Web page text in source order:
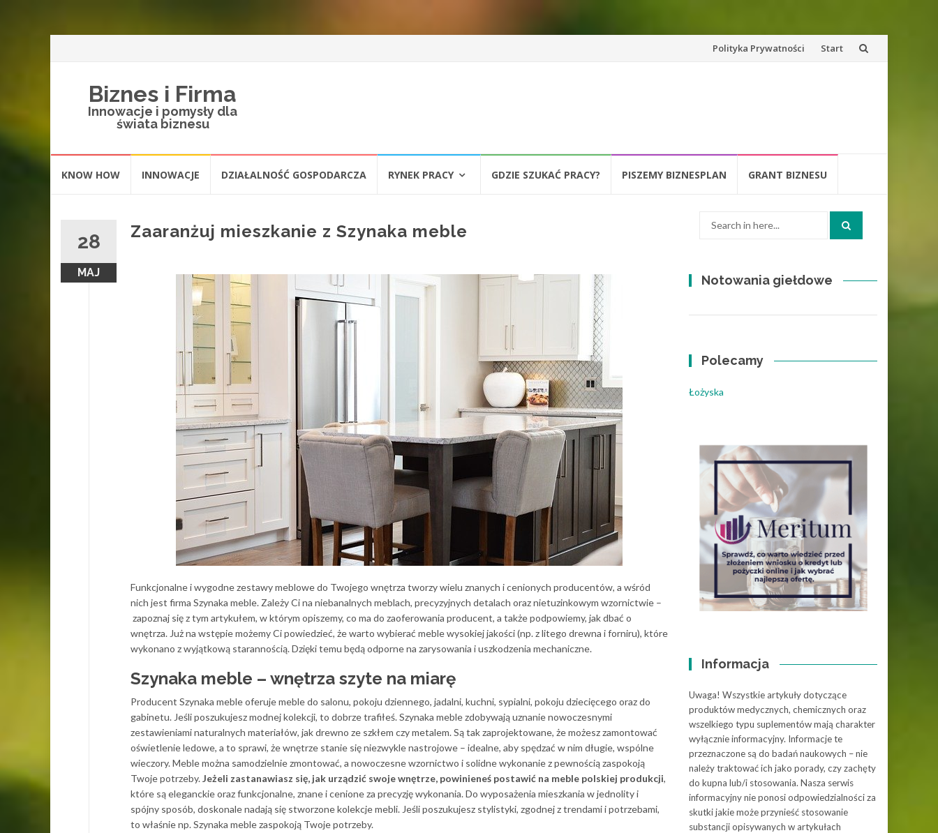
Skip
Polityka Prywatności Start
Biznes i Firma
Innowacje i pomysły dla
świata biznesu
KNOW HOW INNOWACJE DZIAŁALNOŚĆ GOSPODARCZA RYNEK PRACY GDZIE SZUKAĆ PRACY? PISZEMY BIZNESPLAN GRANT BIZNESU
28
MAJ
Zaaranżuj mieszkanie z Szynaka meble
Funkcjonalne i wygodne zestawy meblowe do Twojego wnętrza tworzy wielu znanych i cenionych producentów, a wśród
nich jest firma Szynaka meble. Zależy Ci na niebanalnych meblach, precyzyjnych detalach oraz nietuzinkowym wzornictwie –
zapoznaj się z tym artykułem, w którym opiszemy, co ma do zaoferowania producent, a także podpowiemy, jak dbać o
wnętrza. Już na wstępie możemy Ci powiedzieć, że warto wybierać meble wysokiej jakości (np. z litego drewna i forniru), które
wykonano z wyjątkową starannością. Dzięki temu będą odporne na zarysowania i uszkodzenia mechaniczne.
Szynaka meble – wnętrza szyte na miarę
Producent Szynaka meble oferuje meble do salonu, pokoju dziennego, jadalni, kuchni, sypialni, pokoju dziecięcego oraz do
gabinetu. Jeśli poszukujesz modnej kolekcji, to dobrze trafiłeś. Szynaka meble zdobywają uznanie nowoczesnymi
zestawieniami naturalnych materiałów, jak drewno ze szkłem czy metalem. Są tak zaprojektowane, że możesz zamontować
oświetlenie ledowe, a to sprawi, że wnętrze stanie się niezwykle nastrojowe – idealne, aby spędzać w nim długie, wspólne
wieczory. Meble można samodzielnie zmontować, a nowoczesne wzornictwo i solidne wykonanie z pewnością zaspokoją
Twoje potrzeby.Jeżeli zastanawiasz się, jak urządzić swoje wnętrze, powinieneś postawić na meble polskiej produkcji,
które są eleganckie oraz funkcjonalne, znane i cenione za precyzję wykonania. Do wyposażenia mieszkania w jednolity i
spójny sposób, doskonale nadają się stworzone kolekcje mebli. Jeśli poszukujesz stylistyki, zgodnej z trendami i potrzebami,
to właśnie np. Szynaka meble zaspokoją Twoje potrzeby.
Notowania giełdowe
Polecamy
Łożyska
Informacja
Uwaga! Wszystkie artykuły dotyczące
produktów medycznych, chemicznych oraz
wszelkiego typu suplementów mają charakter
wyłącznie informacyjny. Informacje te
przeznaczone są do badań naukowych – nie
należy traktować ich jako porady, czy zachęty
do kupna lub/i stosowania. Nasza serwis
informacyjny nie ponosi odpowiedzialności za
skutki jakie może przynieść stosowanie
substancji opisywanych w artykułach